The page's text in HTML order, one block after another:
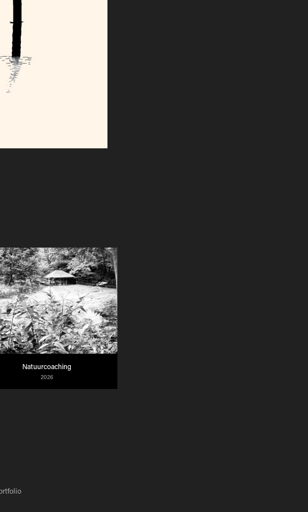
Natuurcoaching
2026